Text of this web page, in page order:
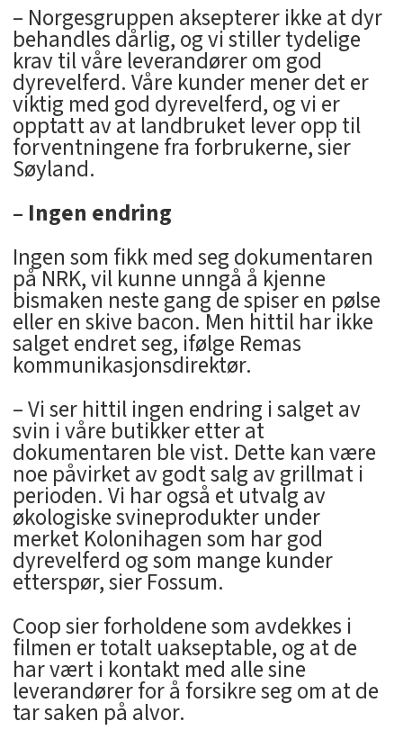
– Norgesgruppen aksepterer ikke at dyr
behandles dårlig, og vi stiller tydelige
krav til våre leverandører om god
dyrevelferd. Våre kunder mener det er
viktig med god dyrevelferd, og vi er
opptatt av at landbruket lever opp til
forventningene fra forbrukerne, sier
Søyland.
– Ingen endring
Ingen som fikk med seg dokumentaren
på NRK, vil kunne unngå å kjenne
bismaken neste gang de spiser en pølse
eller en skive bacon. Men hittil har ikke
salget endret seg, ifølge Remas
kommunikasjonsdirektør.
– Vi ser hittil ingen endring i salget av
svin i våre butikker etter at
dokumentaren ble vist. Dette kan være
noe påvirket av godt salg av grillmat i
perioden. Vi har også et utvalg av
økologiske svineprodukter under
merket Kolonihagen som har god
dyrevelferd og som mange kunder
etterspør, sier Fossum.
Coop sier forholdene som avdekkes i
filmen er totalt uakseptable, og at de
har vært i kontakt med alle sine
leverandører for å forsikre seg om at de
tar saken på alvor.